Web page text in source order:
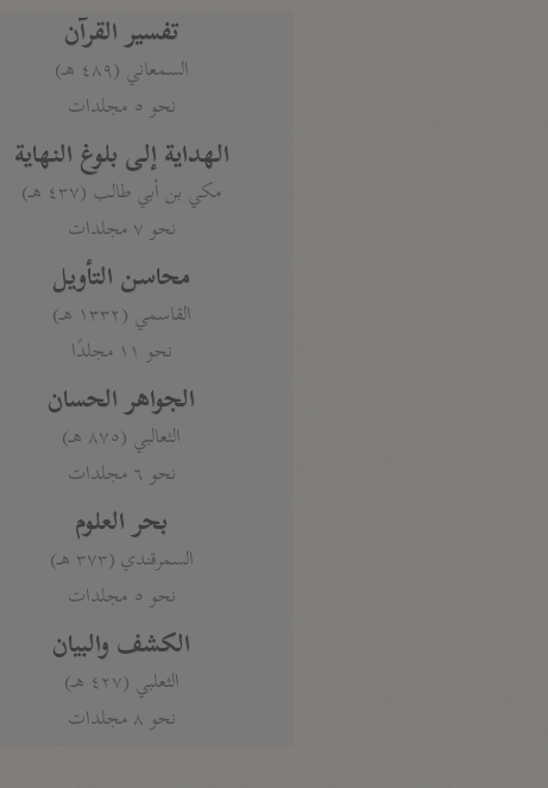
تفسير القرآن
السمعاني (٤٨٩ هـ)
نحو ٥ مجلدات
الهداية إلى بلوغ النهاية
مكي بن أبي طالب (٤٣٧ هـ)
نحو ٧ مجلدات
محاسن التأويل
القاسمي (١٣٣٢ هـ)
نحو ١١ مجلدًا
الجواهر الحسان
الثعالبي (٨٧٥ هـ)
نحو ٦ مجلدات
بحر العلوم
السمرقندي (٣٧٣ هـ)
نحو ٥ مجلدات
الكشف والبيان
الثعلبي (٤٢٧ هـ)
نحو ٨ مجلدات